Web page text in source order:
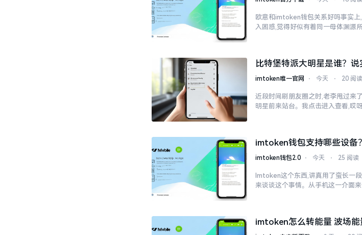
欧意和imtoken钱包关系好吗事实
入困惑,觉得好似有着同一母体渊源
比特堡特派大明星是谁？
imtoken唯一官网 ⋅ 今天 ⋅ 20 阅读
近段时间刷朋友圈之时,老李甩过来
明星前来站台。我点击进入查看,哎
imtoken钱包支持哪些设备
imtoken钱包2.0 ⋅ 今天 ⋅ 25 阅读
Imtoken这个东西,讲真用了蛮长一
来谈谈这个事情。从手机这一介面
imtoken怎么转能量 波场能